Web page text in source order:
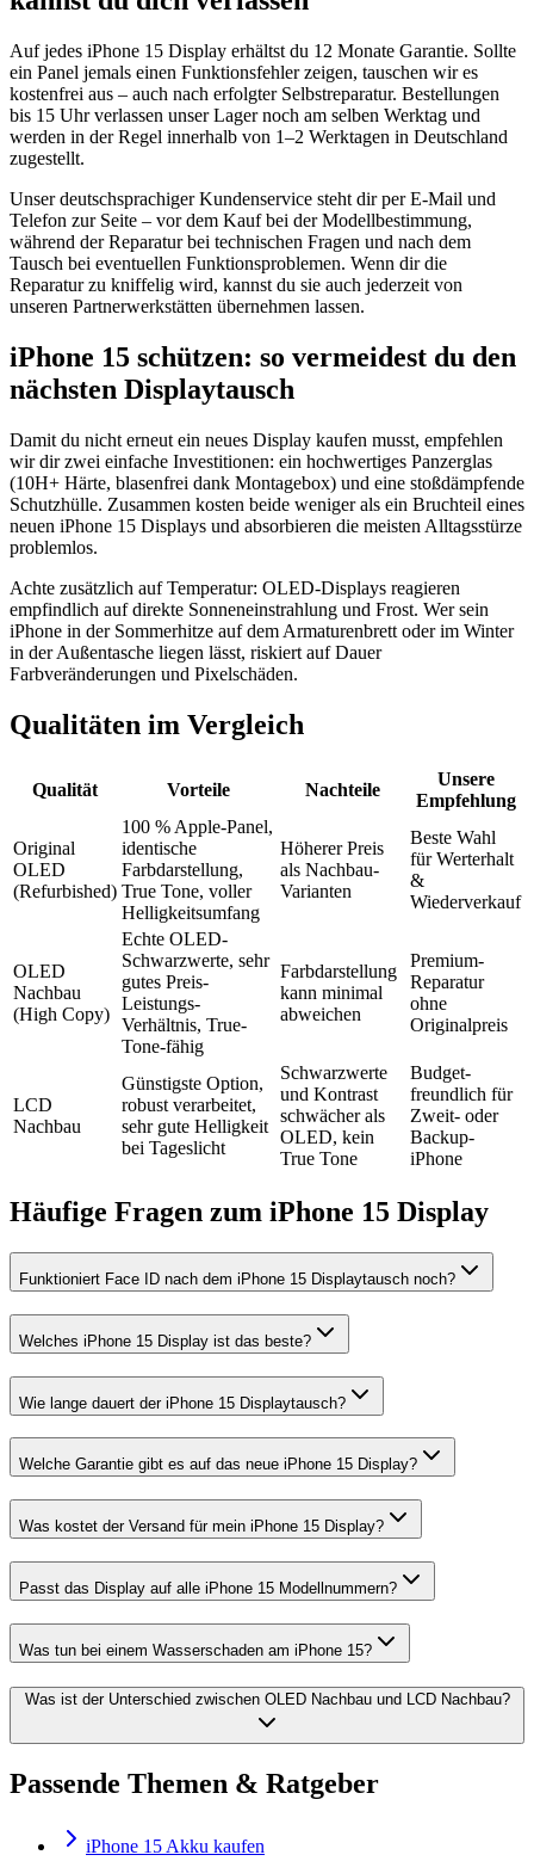
Auf jedes iPhone 15 Display erhältst du 12 Monate Garantie. Sollte
ein Panel jemals einen Funktionsfehler zeigen, tauschen wir es
kostenfrei aus – auch nach erfolgter Selbstreparatur. Bestellungen
bis 15 Uhr verlassen unser Lager noch am selben Werktag und
werden in der Regel innerhalb von 1–2 Werktagen in Deutschland
zugestellt.
Unser deutschsprachiger Kundenservice steht dir per E-Mail und
Telefon zur Seite – vor dem Kauf bei der Modellbestimmung,
während der Reparatur bei technischen Fragen und nach dem
Tausch bei eventuellen Funktionsproblemen. Wenn dir die
Reparatur zu kniffelig wird, kannst du sie auch jederzeit von
unseren Partnerwerkstätten übernehmen lassen.
iPhone 15 schützen: so vermeidest du den
nächsten Displaytausch
Damit du nicht erneut ein neues Display kaufen musst, empfehlen
wir dir zwei einfache Investitionen: ein hochwertiges Panzerglas
(10H+ Härte, blasenfrei dank Montagebox) und eine stoßdämpfende
Schutzhülle. Zusammen kosten beide weniger als ein Bruchteil eines
neuen iPhone 15 Displays und absorbieren die meisten Alltagsstürze
problemlos.
Achte zusätzlich auf Temperatur: OLED-Displays reagieren
empfindlich auf direkte Sonneneinstrahlung und Frost. Wer sein
iPhone in der Sommerhitze auf dem Armaturenbrett oder im Winter
in der Außentasche liegen lässt, riskiert auf Dauer
Farbveränderungen und Pixelschäden.
Qualitäten im Vergleich
Qualität Vorteile Nachteile
Unsere
Empfehlung
Original
OLED
(Refurbished)
100 % Apple-Panel,
identische
Farbdarstellung,
True Tone, voller
Helligkeitsumfang
Höherer Preis
als Nachbau-
Varianten
Beste Wahl
für Werterhalt
&
Wiederverkauf
OLED
Nachbau
(High Copy)
Echte OLED-
Schwarzwerte, sehr
gutes Preis-
Leistungs-
Verhältnis, True-
Tone-fähig
Farbdarstellung
kann minimal
abweichen
Premium-
Reparatur
ohne
Originalpreis
LCD
Nachbau
Günstigste Option,
robust verarbeitet,
sehr gute Helligkeit
bei Tageslicht
Schwarzwerte
und Kontrast
schwächer als
OLED, kein
True Tone
Budget-
freundlich für
Zweit- oder
Backup-
iPhone
Häufige Fragen zum iPhone 15 Display
Funktioniert Face ID nach dem iPhone 15 Displaytausch noch?
Welches iPhone 15 Display ist das beste?
Wie lange dauert der iPhone 15 Displaytausch?
Welche Garantie gibt es auf das neue iPhone 15 Display?
Was kostet der Versand für mein iPhone 15 Display?
Passt das Display auf alle iPhone 15 Modellnummern?
Was tun bei einem Wasserschaden am iPhone 15?
Was ist der Unterschied zwischen OLED Nachbau und LCD Nachbau?
Passende Themen & Ratgeber
iPhone 15 Akku kaufen